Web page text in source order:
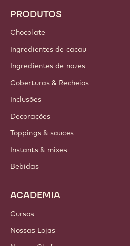
PRODUTOS
Chocolate
Ingredientes de cacau
Ingredientes de nozes
Coberturas & Recheios
Inclusões
Decorações
Toppings & sauces
Instants & mixes
Bebidas
ACADEMIA
Cursos
Nossas Lojas